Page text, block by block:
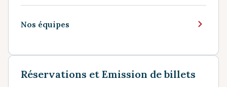
Nos équipes
Réservations et Emission de billets